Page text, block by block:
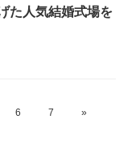
た人気結婚式場を
6 7 »